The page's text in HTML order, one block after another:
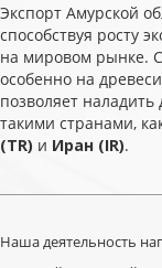
Экспорт Амурской
способствуя росту
на мировом рынке.
особенно на
позволяет
такими странами,
(TR) и Иран (IR).
Наша деятельность